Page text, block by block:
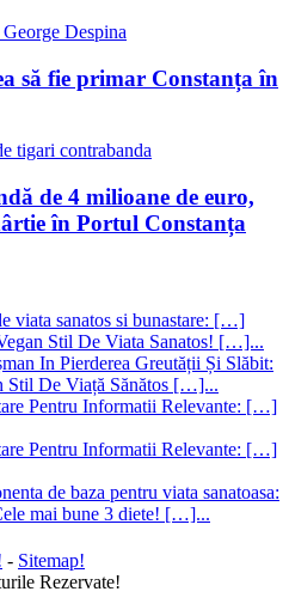
să fie primar Constanța în
de 4 milioane de euro,
în Portul Constanța
viata sanatos si bunastare: […]
Stil De Viata Sanatos! […]...
In Pierderea Greutății Și Slăbit:
De Viață Sănătos […]...
Pentru Informatii Relevante: […]
Pentru Informatii Relevante: […]
de baza pentru viata sanatoasa:
mai bune 3 diete! […]...
- Sitemap!
Rezervate!